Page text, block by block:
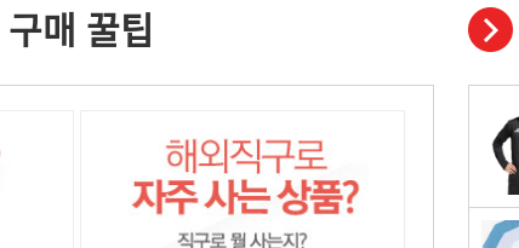
구매 꿀팁